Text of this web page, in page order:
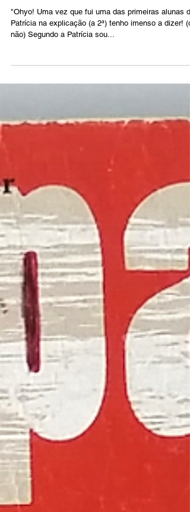
"Ohyo! Uma vez que fui uma das primeiras alunas da
Patrícia na explicação (a 2ª) tenho imenso a dizer!
não) Segundo a Patrícia sou...